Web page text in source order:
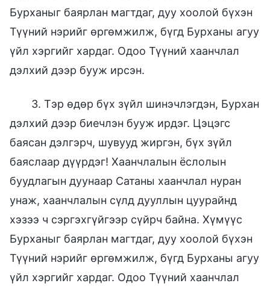
Бурханыг баярлан магтдаг, дуу хоолой бүхэн
Түүний нэрийг өргөмжилж, бүгд Бурханы агуу
үйл хэргийг хардаг. Одоо Түүний хаанчлал
дэлхий дээр бууж ирсэн.
3. Тэр өдөр бүх зүйл шинэчлэгдэн, Бурхан
дэлхий дээр биечлэн бууж ирдэг. Цэцэгс
баясан дэлгэрч, шувууд жиргэн, бүх зүйл
баяслаар дүүрдэг! Хаанчлалын ёслолын
буудлагын дуунаар Сатаны хаанчлал нуран
унаж, хаанчлалын сүлд дууллын цуурайнд
хэзээ ч сэргэхгүйгээр сүйрч байна. Хүмүүс
Бурханыг баярлан магтдаг, дуу хоолой бүхэн
Түүний нэрийг өргөмжилж, бүгд Бурханы агуу
үйл хэргийг хардаг. Одоо Түүний хаанчлал